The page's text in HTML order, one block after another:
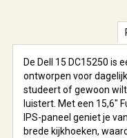
De Dell 15 DC15250 is
ontworpen voor
studeert of gewoon
luistert. Met een 15,6″
IPS-paneel geniet je
brede kijkhoeken,